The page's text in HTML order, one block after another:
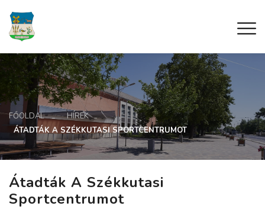
FŐOLDAL
HÍREK
ÁTADTÁK A SZÉKKUTASI SPORTCENTRUMOT
Átadták A Székkutasi
Sportcentrumot